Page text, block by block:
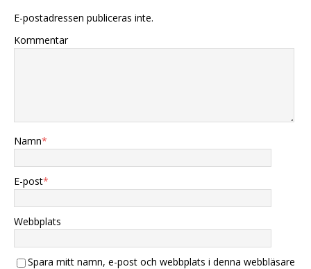
E-postadressen publiceras inte.
Kommentar
Namn*
E-post*
Webbplats
Spara mitt namn, e-post och webbplats i denna webbläsare